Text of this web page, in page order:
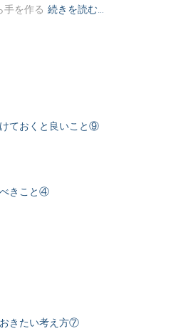
手を作る 続きを読む…
ておくと良いこと⑨
きこと④
きたい考え方⑦